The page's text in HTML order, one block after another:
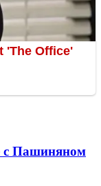
с Пашиняном